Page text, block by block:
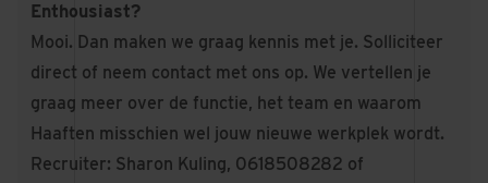
Enthousiast?
Mooi. Dan maken we graag kennis met je. Solliciteer
direct of neem contact met ons op. We vertellen je
graag meer over de functie, het team en waarom
Haaften misschien wel jouw nieuwe werkplek wordt.
Recruiter: Sharon Kuling, 0618508282 of